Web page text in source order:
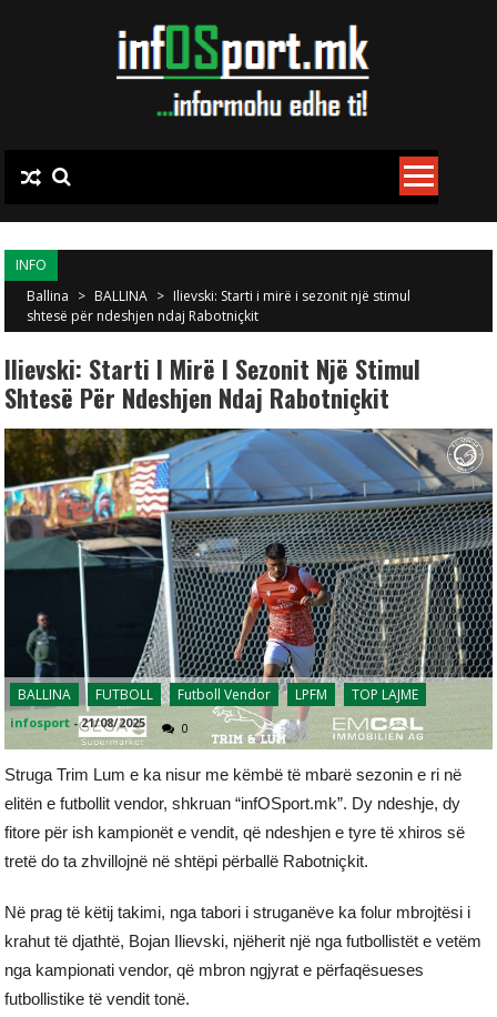
INFO
Ballina > BALLINA > Ilievski: Starti i mirë i sezonit një stimul
shtesë për ndeshjen ndaj Rabotniçkit
Ilievski: Starti I Mirë I Sezonit Një Stimul
Shtesë Për Ndeshjen Ndaj Rabotniçkit
BALLINA FUTBOLL Futboll Vendor LPFM TOP LAJME
infosport -21/08/2025 0
Struga Trim Lum e ka nisur me këmbë të mbarë sezonin e ri në
elitën e futbollit vendor, shkruan “infOSport.mk”. Dy ndeshje, dy
fitore për ish kampionët e vendit, që ndeshjen e tyre të xhiros së
tretë do ta zhvillojnë në shtëpi përballë Rabotniçkit.
Në prag të këtij takimi, nga tabori i struganëve ka folur mbrojtësi i
krahut të djathtë, Bojan Ilievski, njëherit një nga futbollistët e vetëm
nga kampionati vendor, që mbron ngjyrat e përfaqësueses
futbollistike të vendit tonë.